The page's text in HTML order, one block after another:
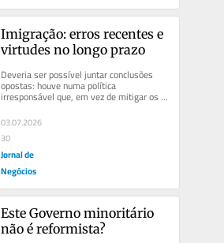
Imigração: erros recentes e
virtudes no longo prazo
Deveria ser possível juntar conclusões
opostas: houve numa política
irresponsável que, em vez de mitigar os
efeitos negativos imediatos de um...
03.07.2026
30
Jornal de
Negócios
Este Governo minoritário
não é reformista?